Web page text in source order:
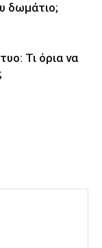
δωμάτιο;
Τι όρια να